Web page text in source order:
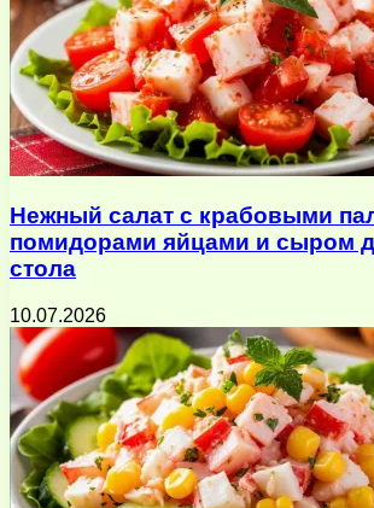
Нежный салат с крабовыми
помидорами яйцами и сыром
стола
10.07.2026